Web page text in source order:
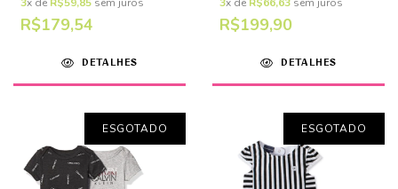
R$179,54
DETALHES
R$199,90
DETALHES
ESGOTADO ESGOTADO